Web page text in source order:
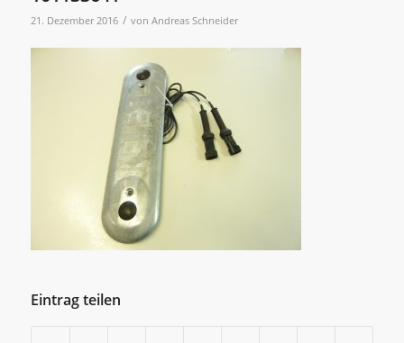
21. Dezember 2016 / von Andreas Schneider
Eintrag teilen